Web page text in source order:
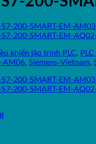
khiển lập trình PLC,
AM06, Siemens-Vietnam,